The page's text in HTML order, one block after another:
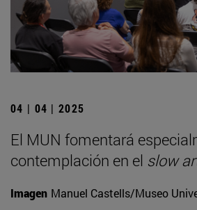
04 | 04 | 2025
El MUN fomentará
contemplación en el slow
Imagen Manuel Castells/Museo